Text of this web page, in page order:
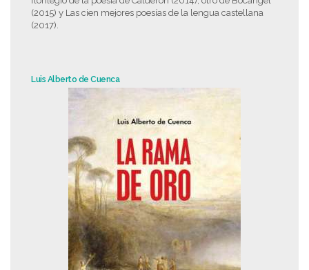
(2015) y Las cien mejores poesías de la lengua castellana
(2017).
Luis Alberto de Cuenca